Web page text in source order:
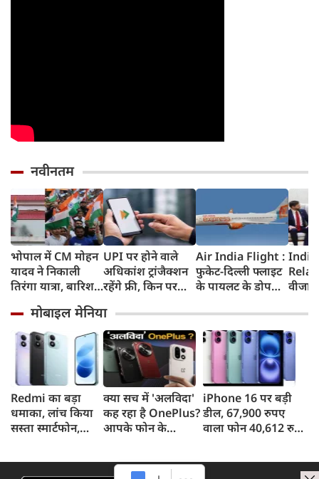
नवीनतम
भोपाल में CM मोहन
यादव ने निकाली
तिरंगा यात्रा, बारिश
ने दिखाया देशभक्ति
का जज्बा
UPI पर होने वाले
अधिकांश ट्रांजैक्शन
रहेंगे फ्री, किन पर
ने दिया बड़ा अपडेट
Air India Flight :
फुकेट-दिल्ली फ्लाइट
के पायलट के डोप
कहा- रिपोर्ट नहीं
मिली, टिप्पणी की
स्थिति में नहीं
वीजा
जेडी
मोबाइल मेनिया
Redmi का बड़ा
धमाका, लांच किया
सस्ता स्मार्टफोन,
क्या सच में 'अलविदा'
कह रहा है OnePlus?
आपके फोन के
iPhone 16 पर बड़ी
डील, 67,900 रुपए
वाला फोन 40,612 रुपए